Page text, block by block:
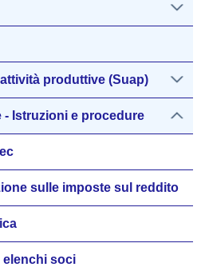
produttive (Suap)
Istruzioni e procedure
sulle imposte sul reddito
elenchi soci